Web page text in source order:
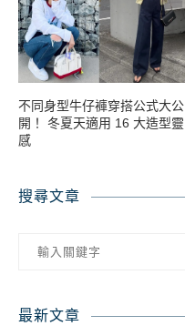
不同身型牛仔褲穿搭公式大公
開！ 冬夏天適用 16 大造型靈
感
搜尋文章
最新文章